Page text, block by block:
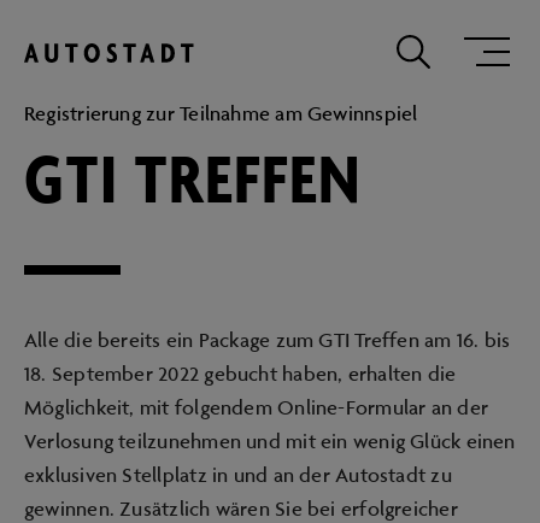
Registrierung zur Teilnahme am Gewinnspiel
GTI TREFFEN
Alle die bereits ein Package zum GTI Treffen am 16. bis
18. September 2022 gebucht haben, erhalten die
Möglichkeit, mit folgendem Online-Formular an der
Verlosung teilzunehmen und mit ein wenig Glück einen
exklusiven Stellplatz in und an der Autostadt zu
gewinnen. Zusätzlich wären Sie bei erfolgreicher